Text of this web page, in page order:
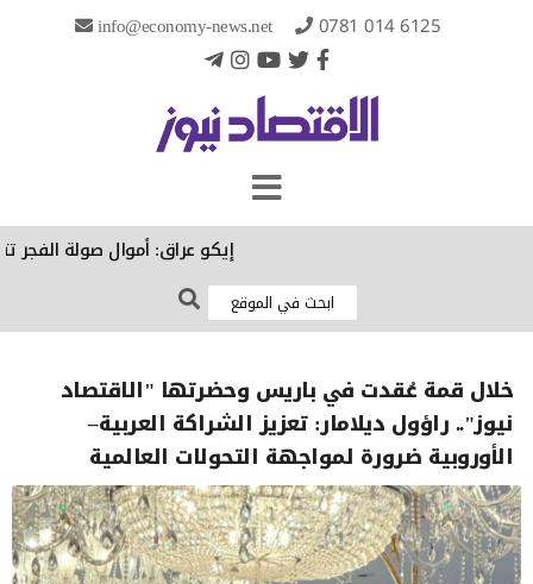
info@economy-news.net 0781 014 6125
إيكو عراق: أموال صولة الفجر
خلال قمة عُقدت في باريس وحضرتها "الاقتصاد
نيوز".. راؤول ديلامار: تعزيز الشراكة العربية–
الأوروبية ضرورة لمواجهة التحولات العالمية